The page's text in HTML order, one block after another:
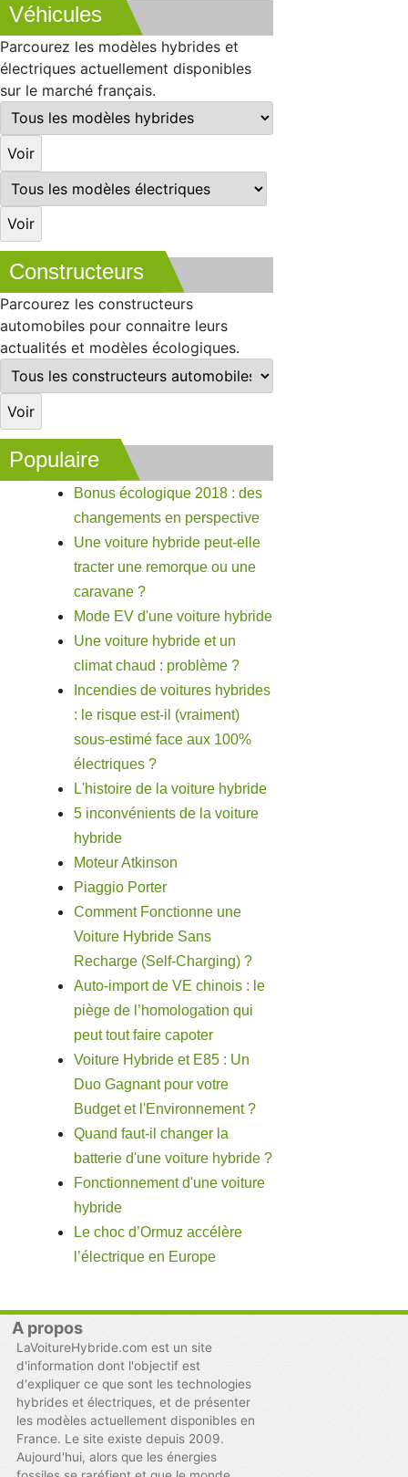
Véhicules
Parcourez les modèles hybrides et
électriques actuellement disponibles
sur le marché français.
Constructeurs
Parcourez les constructeurs
automobiles pour connaitre leurs
actualités et modèles écologiques.
Populaire
Bonus écologique 2018 : des
changements en perspective
Une voiture hybride peut-elle
tracter une remorque ou une
caravane ?
Mode EV d'une voiture hybride
Une voiture hybride et un
climat chaud : problème ?
Incendies de voitures hybrides
: le risque est-il (vraiment)
sous-estimé face aux 100%
électriques ?
L'histoire de la voiture hybride
5 inconvénients de la voiture
hybride
Moteur Atkinson
Piaggio Porter
Comment Fonctionne une
Voiture Hybride Sans
Recharge (Self-Charging) ?
Auto-import de VE chinois : le
piège de l’homologation qui
peut tout faire capoter
Voiture Hybride et E85 : Un
Duo Gagnant pour votre
Budget et l'Environnement ?
Quand faut-il changer la
batterie d'une voiture hybride ?
Fonctionnement d'une voiture
hybride
Le choc d’Ormuz accélère
l’électrique en Europe
A propos
LaVoitureHybride.com est un site
d'information dont l'objectif est
d'expliquer ce que sont les technologies
hybrides et électriques, et de présenter
les modèles actuellement disponibles en
France. Le site existe depuis 2009.
Aujourd'hui, alors que les énergies